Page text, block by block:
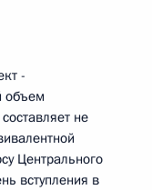
-
объем
не
Центрального
вступления в